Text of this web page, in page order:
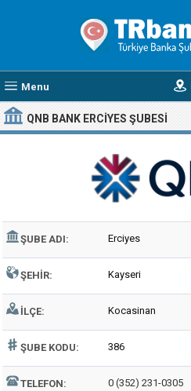
Menu
QNB BANK ERCIYES ŞUBESI
ŞUBE ADI: Erciyes
ŞEHIR: Kayseri
İLÇE: Kocasinan
ŞUBE KODU: 386
TELEFON: 0 (352) 231-0305